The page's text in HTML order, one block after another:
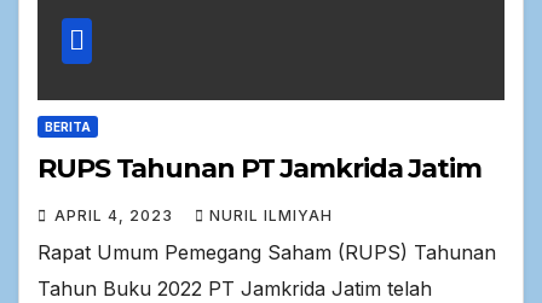
BERITA
RUPS Tahunan PT Jamkrida Jatim
APRIL 4, 2023 NURIL ILMIYAH
Rapat Umum Pemegang Saham (RUPS) Tahunan
Tahun Buku 2022 PT Jamkrida Jatim telah